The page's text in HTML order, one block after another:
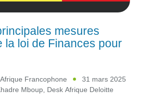
mesures
la loi de Finances pour
Francophone
31 mars 2025
Mboup Desk Afrique Deloitte